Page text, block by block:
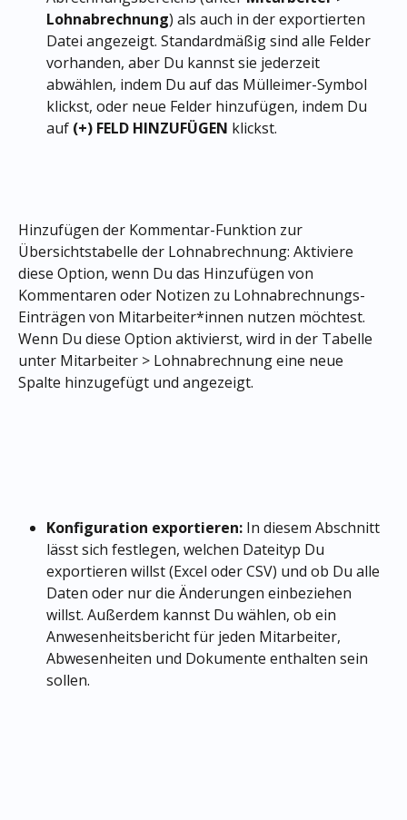
Lohnabrechnung) als auch in der exportierten
Datei angezeigt. Standardmäßig sind alle Felder
vorhanden, aber Du kannst sie jederzeit
abwählen, indem Du auf das Mülleimer-Symbol
klickst, oder neue Felder hinzufügen, indem Du
auf (+) FELD HINZUFÜGEN klickst.
Hinzufügen der Kommentar-Funktion zur
Übersichtstabelle der Lohnabrechnung: Aktiviere
diese Option, wenn Du das Hinzufügen von
Kommentaren oder Notizen zu Lohnabrechnungs-
Einträgen von Mitarbeiter*innen nutzen möchtest.
Wenn Du diese Option aktivierst, wird in der Tabelle
unter Mitarbeiter > Lohnabrechnung eine neue
Spalte hinzugefügt und angezeigt.
Konfiguration exportieren: In diesem Abschnitt
lässt sich festlegen, welchen Dateityp Du
exportieren willst (Excel oder CSV) und ob Du alle
Daten oder nur die Änderungen einbeziehen
willst. Außerdem kannst Du wählen, ob ein
Anwesenheitsbericht für jeden Mitarbeiter,
Abwesenheiten und Dokumente enthalten sein
sollen.